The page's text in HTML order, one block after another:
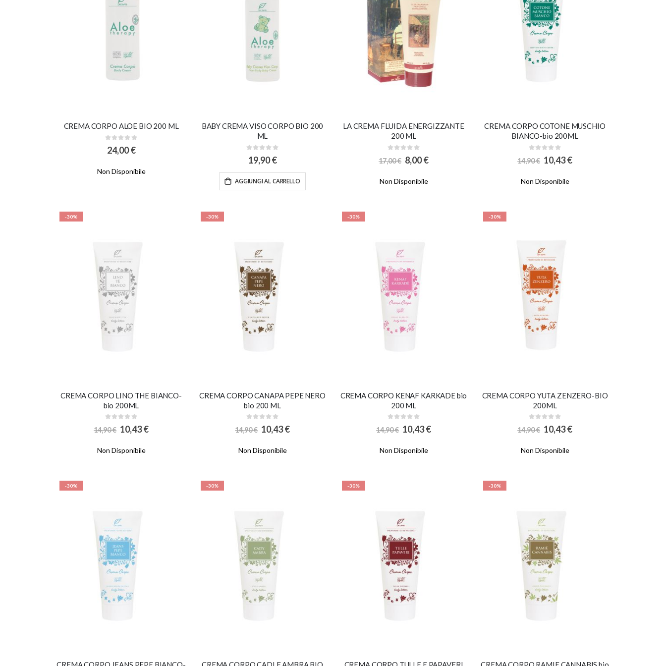
CREMA CORPO ALOE BIO 200 ML
Rating:
0%
24,00 €
Non Disponibile
BABY CREMA VISO CORPO BIO 200
ML
Rating:
0%
19,90 €
AGGIUNGI AL CARRELLO
LA CREMA FLUIDA ENERGIZZANTE
200 ML
Rating:
17,00 € Special
Price
8,00 €
Non Disponibile
CREMA CORPO COTONE MUSCHIO
BIANCO-bio 200ML
Rating:
14,90 € Special
Price
10,43 €
Non Disponibile
-30%
CREMA CORPO LINO THE BIANCO-
bio 200ML
Rating:
14,90 € Special
Price
10,43 €
Non Disponibile
-30%
CREMA CORPO CANAPA PEPE NERO
bio 200 ML
Rating:
14,90 € Special
Price
10,43 €
Non Disponibile
-30%
CREMA CORPO KENAF KARKADE bio
200 ML
Rating:
14,90 € Special
Price
10,43 €
Non Disponibile
-30%
CREMA CORPO YUTA ZENZERO-BIO
200ML
Rating:
14,90 € Special
Price
10,43 €
Non Disponibile
-30% -30% -30% -30%